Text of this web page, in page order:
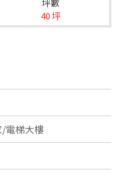
梯大樓
坪數
40 坪
電梯大樓